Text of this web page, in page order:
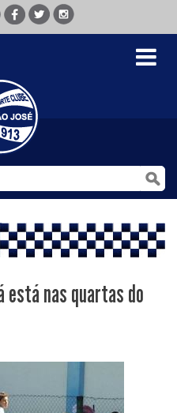
Toggle
está nas quartas do